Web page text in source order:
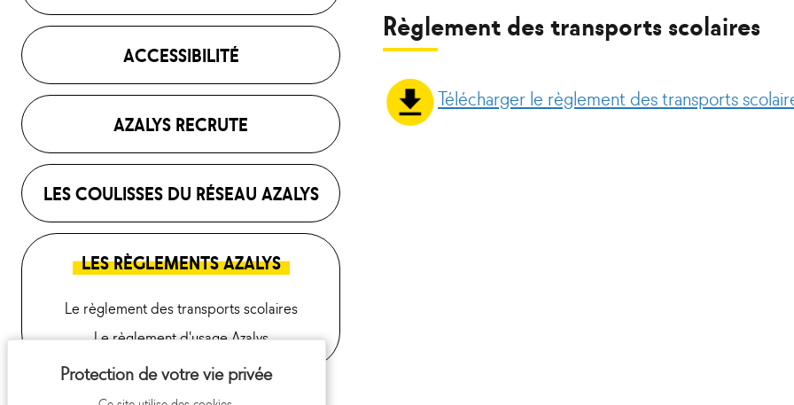
Règlement des transports scolaires
Télécharger le règlement des transports
ACCESSIBILITÉ
AZALYS RECRUTE
LES COULISSES DU RÉSEAU AZALYS
LES RÈGLEMENTS AZALYS
Le règlement des transports scolaires
Le règlement d'usage Azalys